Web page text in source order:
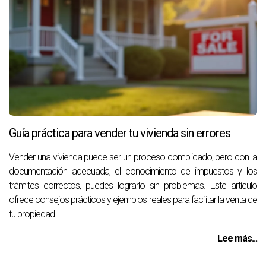
Guía práctica para vender tu vivienda sin errores
Vender una vivienda puede ser un proceso complicado, pero con la
documentación adecuada, el conocimiento de impuestos y los
trámites correctos, puedes lograrlo sin problemas. Este artículo
ofrece consejos prácticos y ejemplos reales para facilitar la venta de
tu propiedad.
Lee más...